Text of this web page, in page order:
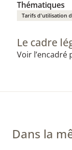
Thématiques
Tarifs d'utilisation
Le cadre
Voir l’encadré
Dans la